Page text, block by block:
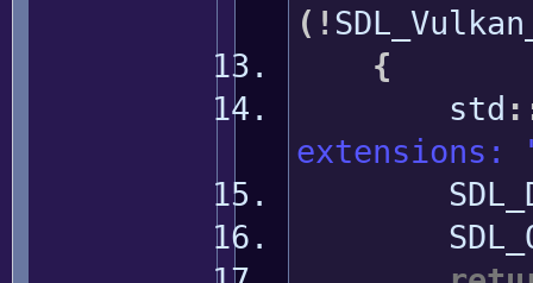
( !
{
std
extensions: